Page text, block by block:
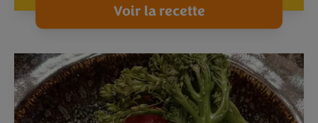
Voir la recette